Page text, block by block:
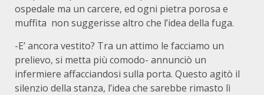
ospedale ma un carcere, ed ogni pietra porosa e
muffita non suggerisse altro che l’idea della fuga.
-E’ ancora vestito? Tra un attimo le facciamo un
prelievo, si metta più comodo- annunciò un
infermiere affacciandosi sulla porta. Questo agitò il
silenzio della stanza, l’idea che sarebbe rimasto lì